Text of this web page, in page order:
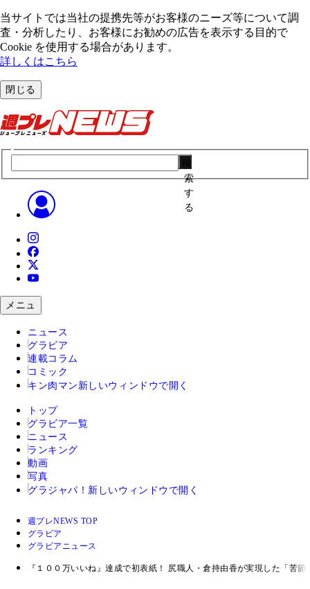
当サイトでは当社の提携先等がお客様のニーズ等について調
査・分析したり、お客様にお勧めの広告を表⽰する⽬的で
Cookie を使⽤する場合があります。
詳しくはこちら
閉じる
索
す
る
メニュ
ニュース
グラビア
連載コラム
コミック
キン肉マン 新しいウィンドウで開く
トップ
グラビア一覧
ニュース
ランキング
動画
写真
グラジャパ！ 新しいウィンドウで開く
週プレNEWS TOP
グラビア
グラビアニュース
『１００万いいね』達成で初表紙！ 尻職人・倉持由香が実現した「苦節